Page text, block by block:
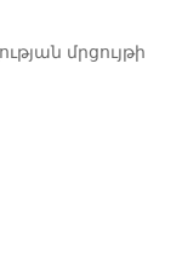
մրցույթի